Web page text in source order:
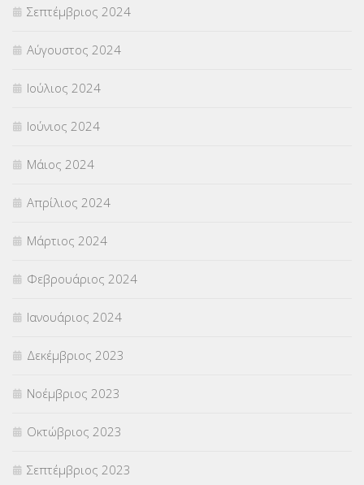
Σεπτέμβριος 2024
Αύγουστος 2024
Ιούλιος 2024
Ιούνιος 2024
Μάιος 2024
Απρίλιος 2024
Μάρτιος 2024
Φεβρουάριος 2024
Ιανουάριος 2024
Δεκέμβριος 2023
Νοέμβριος 2023
Οκτώβριος 2023
Σεπτέμβριος 2023